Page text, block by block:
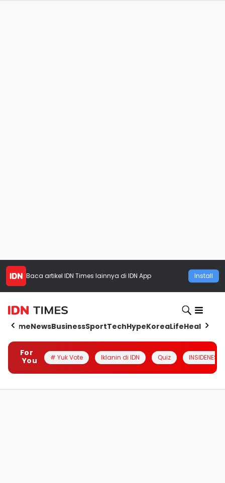
Baca artikel IDN Times lainnya di IDN App Install
HomeNewsBusinessSportTechHypeKoreaLifeHealth
For
You
# Yuk Vote Iklanin di IDN Quiz INSIDENESIA